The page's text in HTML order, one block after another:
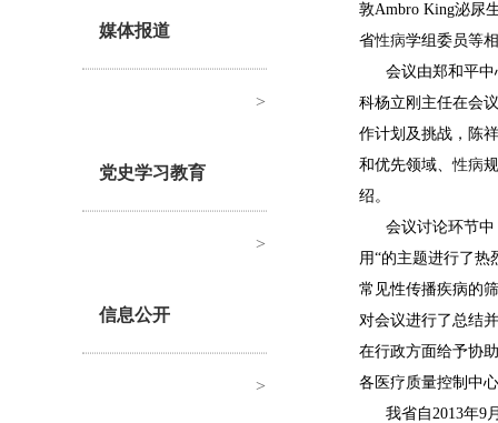
媒体报道
>
党史学习教育
>
信息公开
>
敦Ambro King泌尿
省性病学组委员等
会议由郑和平
科杨立刚主任在会
作计划及挑战，陈
和优先领域、性病
绍。
会议讨论环节
用“的主题进行了热
常见性传播疾病的
对会议进行了总结
在行政方面给予协
各医疗质量控制中
我省自2013年9